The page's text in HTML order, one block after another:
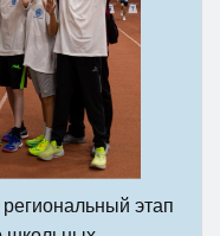
этап